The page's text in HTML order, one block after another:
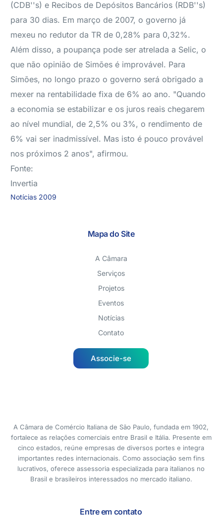
(CDB''s) e Recibos de Depósitos Bancários (RDB''s)
para 30 dias. Em março de 2007, o governo já
mexeu no redutor da TR de 0,28% para 0,32%.
Além disso, a poupança pode ser atrelada a Selic, o
que não opinião de Simões é improvável. Para
Simões, no longo prazo o governo será obrigado a
mexer na rentabilidade fixa de 6% ao ano. "Quando
a economia se estabilizar e os juros reais chegarem
ao nível mundial, de 2,5% ou 3%, o rendimento de
6% vai ser inadmissível. Mas isto é pouco provável
nos próximos 2 anos", afirmou.
Fonte:
Invertia
Notícias 2009
Mapa do Site
A Câmara
Serviços
Projetos
Eventos
Notícias
Contato
Associe-se
A Câmara de Comércio Italiana de São Paulo, fundada em 1902,
fortalece as relações comerciais entre Brasil e Itália. Presente em
cinco estados, reúne empresas de diversos portes e integra
importantes redes internacionais. Como associação sem fins
lucrativos, oferece assessoria especializada para italianos no
Brasil e brasileiros interessados no mercado italiano.
Entre em contato